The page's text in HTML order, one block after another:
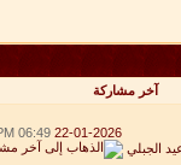
آخر مشاركة
22-01-2026
06:49 PM
الجبلي